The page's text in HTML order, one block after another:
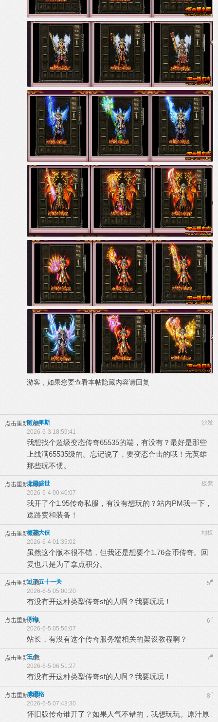
游客，如果您要查看本帖隐藏内容请回复
点击重新加载 沙发
阿尔卑斯
2026-6-3 18:59:41
我想找个超级变态传奇65535的端，有没有？最好是那些
上线满65535级的。忘记说了，要变态合击的哦！无英雄
那些玩不惯。
点击重新加载 板凳
龙腾盛世
2026-6-4 00:40:07
我开了个1.95传奇私服，有没有想玩的？站内PM我一下，
送路费和装备！
点击重新加载 地板
梅花大侠
2026-6-4 01:35:02
虽然这个版本很不错，但我还是想要个1.76金币传奇。回
复也只是为了拿点积分。
点击重新加载 5#
过了五十一关
2026-6-5 05:00:20
有没有开这种类型传奇sf的人啊？我要玩玩！
点击重新加载 6#
四海
2026-6-5 05:56:07
站长，有没有这个传奇服务端相关的架设教程啊？
点击重新加载 7#
三个
2026-6-5 06:51:27
有没有开这种类型传奇sf的人啊？我要玩玩！
点击重新加载 8#
成璎珞
2026-6-5 07:43:30
怀旧版传奇谁开了？如果人气不错的，我想玩玩。原汁原